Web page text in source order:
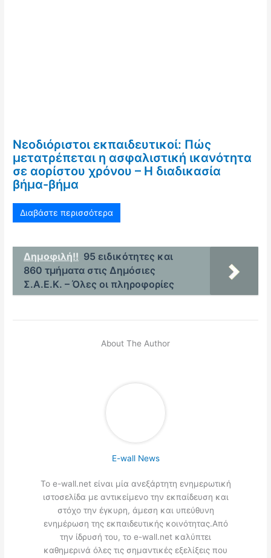
Νεοδιόριστοι εκπαιδευτικοί: Πώς
μετατρέπεται η ασφαλιστική ικανότητα
σε αορίστου χρόνου – Η διαδικασία
βήμα-βήμα
Διαβάστε περισσότερα
Δημοφιλή!! 95 ειδικότητες και
860 τμήματα στις Δημόσιες
Σ.Α.Ε.Κ. – Όλες οι πληροφορίες
About The Author
E-wall News
Το e-wall.net είναι μία ανεξάρτητη ενημερωτική
ιστοσελίδα με αντικείμενο την εκπαίδευση και
στόχο την έγκυρη, άμεση και υπεύθυνη
ενημέρωση της εκπαιδευτικής κοινότητας.Από
την ίδρυσή του, το e-wall.net καλύπτει
καθημερινά όλες τις σημαντικές εξελίξεις που